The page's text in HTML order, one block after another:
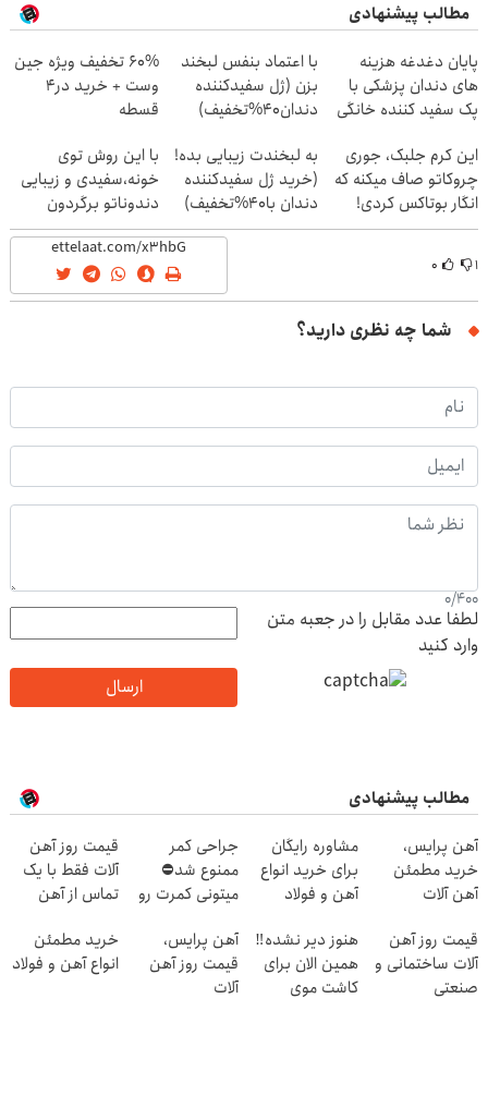
مطالب پیشنهادی
پایان دغدغه هزینه
های دندان پزشکی با
پک سفید کننده خانگی
با اعتماد بنفس لبخند
بزن (ژل سفیدکننده
دندان40%تخفیف)
60% تخفیف ویژه جین
وست + خرید در4
قسطه
این کرم جلبک، جوری
چروکاتو صاف میکنه که
انگار بوتاکس کردی!
(تخفیف ویژه)
به لبخندت زیبایی بده!
(خرید ژل سفیدکننده
دندان با40%تخفیف)
با این روش توی
خونه،سفیدی و زیبایی
دندوناتو برگردون
(40%off)
۱ ۰
شما چه نظری دارید؟
0/400
لطفا عدد مقابل را در جعبه متن
وارد کنید
ارسال
مطالب پیشنهادی
آهن پرایس،
خرید مطمئن
آهن آلات
مشاوره رایگان
برای خرید انواع
آهن و فولاد
جراحی کمر
ممنوع شد⛔
میتونی کمرت رو
کنی! 👈🏻
پرسش‌نامه
قیمت روز آهن
آلات فقط با یک
تماس از آهن
قیمت روز آهن
آلات ساختمانی و
صنعتی
هنوز دیر نشده‼️
همین الان برای
کاشت موی
آهن پرایس،
قیمت روز آهن
آلات
خرید مطمئن
انواع آهن و فولاد